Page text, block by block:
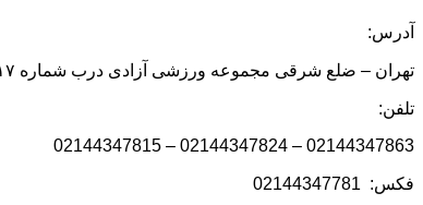
آدرس:
تهران – ضلع شرقی مجموعه ورزشی آزادی درب شماره ۱۷
تلفن:
02144347863 – 02144347824 – 02144347815
فکس: 02144347781